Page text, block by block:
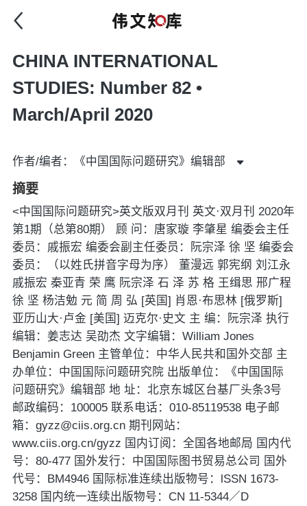
CHINA INTERNATIONAL
STUDIES: Number 82 •
March/April 2020
作者/编者：《中国国际问题研究》编辑部
摘要
<中国国际问题研究>英文版双月刊 英文·双月刊 2020年
第1期（总第80期） 顾 问：唐家璇 李肇星 编委会主任
委员：戚振宏 编委会副主任委员：阮宗泽 徐 坚 编委会
委员：（以姓氏拼音字母为序） 董漫远 郭宪纲 刘江永
戚振宏 秦亚青 荣 鹰 阮宗泽 石 泽 苏 格 王缉思 邢广程
徐 坚 杨洁勉 元 简 周 弘 [英国] 肖恩·布思林 [俄罗斯]
亚历山大·卢金 [美国] 迈克尔·史文 主 编：阮宗泽 执行
编辑：姜志达 吴劭杰 文字编辑：William Jones
Benjamin Green 主管单位：中华人民共和国外交部 主
办单位：中国国际问题研究院 出版单位：《中国国际
问题研究》编辑部 地 址：北京东城区台基厂头条3号
邮政编码：100005 联系电话：010-85119538 电子邮
箱：gyzz@ciis.org.cn 期刊网站：
www.ciis.org.cn/gyzz 国内订阅：全国各地邮局 国内代
号：80-477 国外发行：中国国际图书贸易总公司 国外
代号：BM4946 国际标准连续出版物号：lSSN 1673-
3258 国内统一连续出版物号：CN 11-5344／D